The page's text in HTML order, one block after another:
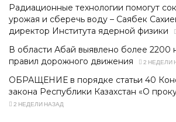
Радиационные технологии помогут
урожая и сберечь воду – Саябек
директор Института ядерной физики
В области Абай выявлено более 2200
правил дорожного движения
2 НЕДЕЛИ
ОБРАЩЕНИЕ в порядке статьи 40
закона Республики Казахстан «О
2 НЕДЕЛИ НАЗАД